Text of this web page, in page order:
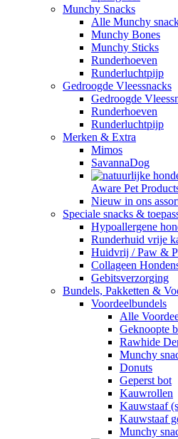
Munchy Snacks
Alle Munchy
Munchy Bones
Munchy Sticks
Runderhoeven
Runderluchtpijp
Gedroogde Vleessnacks
Gedroogde
Runderhoeven
Runderluchtpijp
Merken & Extra
Mimos
SavannaDog
Aware Pet
Nieuw in ons
Speciale snacks &
Hypoallergene
Runderhuid vrije
Huidvrij / Paw &
Collageen
Gebitsverzorging
Bundels, Pakketten &
Voordeelbundels
Alle
Geknoopte
Rawhide
Munchy
Donuts
Geperst bot
Kauwrollen
Kauwstaaf
Kauwstaaf
Munchy